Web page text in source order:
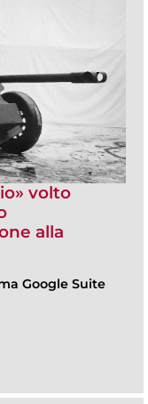
volto
alla
Google Suite